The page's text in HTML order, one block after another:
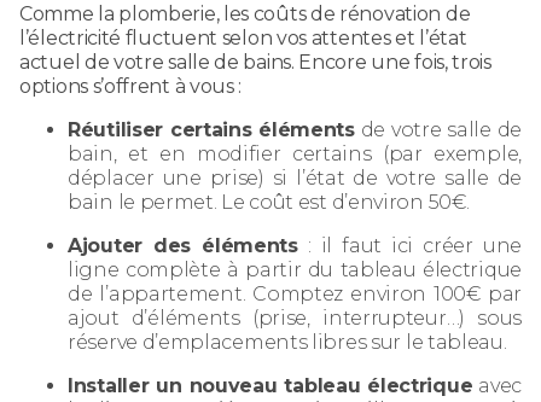
Comme la plomberie, les coûts de rénovation de
l’électricité fluctuent selon vos attentes et l’état
actuel de votre salle de bains. Encore une fois, trois
options s’offrent à vous :
Réutiliser certains élémentsde votre salle de
bain, et en modifier certains (par exemple,
déplacer une prise) si l’état de votre salle de
bain le permet. Le coût est d’environ 50€.
Ajouter des éléments: il faut ici créer une
ligne complète à partir du tableau électrique
de l’appartement. Comptez environ 100€ par
ajout d’éléments (prise, interrupteur…) sous
réserve d’emplacements libres sur le tableau.
Installer un nouveau tableau électrique avec